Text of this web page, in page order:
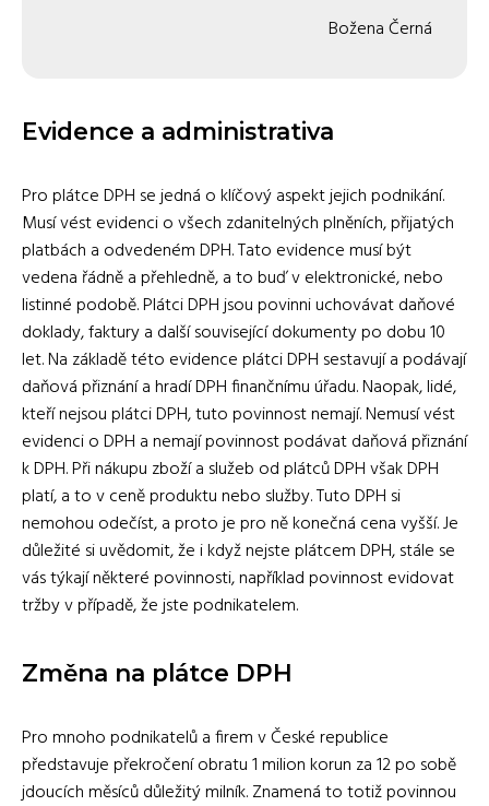
Božena Černá
Evidence a administrativa
Pro plátce DPH se jedná o klíčový aspekt jejich podnikání.
Musí vést evidenci o všech zdanitelných plněních, přijatých
platbách a odvedeném DPH. Tato evidence musí být
vedena řádně a přehledně, a to buď v elektronické, nebo
listinné podobě. Plátci DPH jsou povinni uchovávat daňové
doklady, faktury a další související dokumenty po dobu 10
let. Na základě této evidence plátci DPH sestavují a podávají
daňová přiznání a hradí DPH finančnímu úřadu. Naopak, lidé,
kteří nejsou plátci DPH, tuto povinnost nemají. Nemusí vést
evidenci o DPH a nemají povinnost podávat daňová přiznání
k DPH. Při nákupu zboží a služeb od plátců DPH však DPH
platí, a to v ceně produktu nebo služby. Tuto DPH si
nemohou odečíst, a proto je pro ně konečná cena vyšší. Je
důležité si uvědomit, že i když nejste plátcem DPH, stále se
vás týkají některé povinnosti, například povinnost evidovat
tržby v případě, že jste podnikatelem.
Změna na plátce DPH
Pro mnoho podnikatelů a firem v České republice
představuje překročení obratu 1 milion korun za 12 po sobě
jdoucích měsíců důležitý milník. Znamená to totiž povinnou